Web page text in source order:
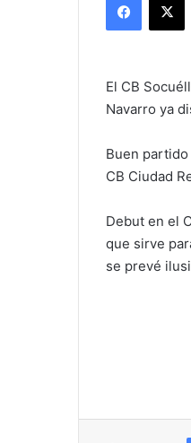
El CB
Navarro ya
Buen
CB Ciudad
Debut en el
que sirve
se prevé